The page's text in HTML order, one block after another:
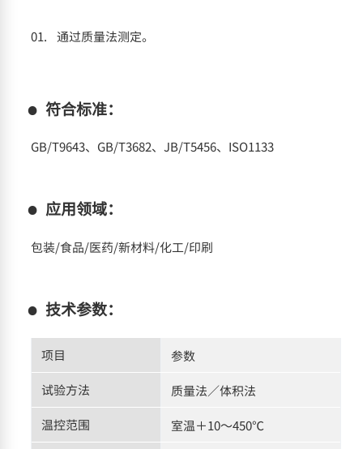
通过质量法测定。
符合标准：
GB/T9643、GB/T3682、JB/T5456、ISO1133
应用领域：
包装/食品/医药/新材料/化工/印刷
技术参数：
项目
参数
试验方法
质量法／体积法
温控范围
室温＋10～450℃